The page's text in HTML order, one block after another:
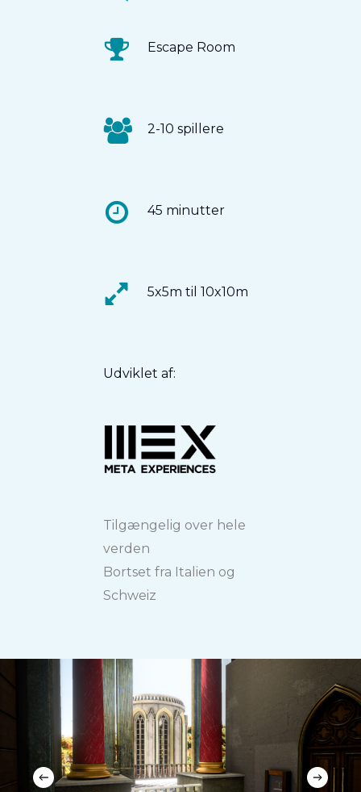
Escape Room
2-10 spillere
45 minutter
5x5m til 10x10m
Udviklet af:
Tilgængelig over hele
verden
Bortset fra Italien og
Schweiz